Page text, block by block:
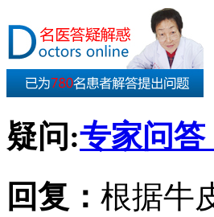
疑问:专家问
回复： 根据牛